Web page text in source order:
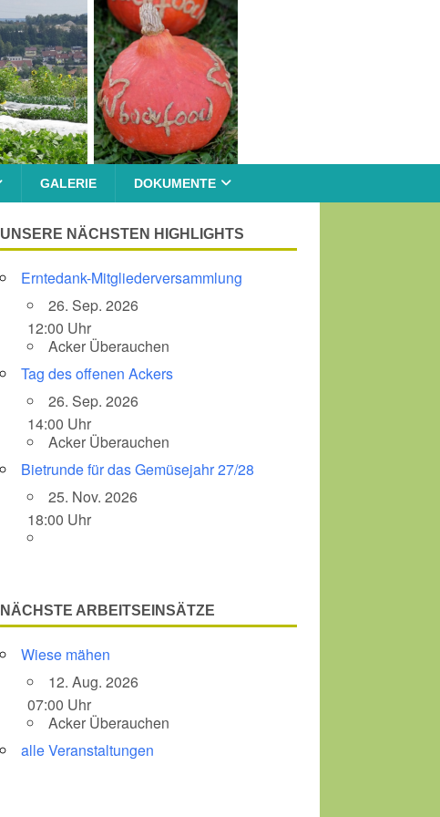
GALERIE DOKUMENTE
Office 365
UNSERE NÄCHSTEN HIGHLIGHTS
Erntedank-Mitgliederversammlung
26. Sep. 2026
12:00 Uhr
Acker Überauchen
Tag des offenen Ackers
26. Sep. 2026
14:00 Uhr
Acker Überauchen
Bietrunde für das Gemüsejahr 27/28
25. Nov. 2026
18:00 Uhr
NÄCHSTE ARBEITSEINSÄTZE
Wiese mähen
12. Aug. 2026
07:00 Uhr
Acker Überauchen
alle Veranstaltungen